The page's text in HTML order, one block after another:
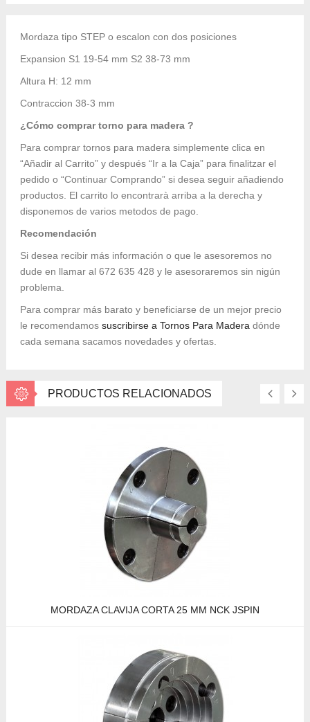
Mordaza tipo STEP o escalon con dos posiciones
Expansion S1 19-54 mm S2 38-73 mm
Altura H: 12 mm
Contraccion 38-3 mm
¿Cómo comprar torno para madera ?
Para comprar tornos para madera simplemente clica en
“Añadir al Carrito” y después “Ir a la Caja” para finalitzar el
pedido o “Continuar Comprando” si desea seguir añadiendo
productos. El carrito lo encontrarà arriba a la derecha y
disponemos de varios metodos de pago.
Recomendación
Si desea recibir más información o que le asesoremos no
dude en llamar al 672 635 428 y le asesoraremos sin nigún
problema.
Para comprar más barato y beneficiarse de un mejor precio
le recomendamos suscribirse a Tornos Para Madera dónde
cada semana sacamos novedades y ofertas.
PRODUCTOS RELACIONADOS
MORDAZA CLAVIJA CORTA 25 MM NCK JSPIN